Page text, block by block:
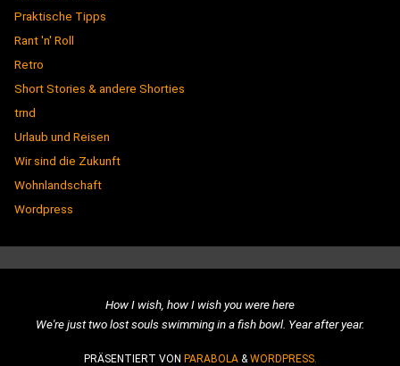
Praktische Tipps
Rant 'n' Roll
Retro
Short Stories & andere Shorties
trnd
Urlaub und Reisen
Wir sind die Zukunft
Wohnlandschaft
Wordpress
How I wish, how I wish you were here
We're just two lost souls swimming in a fish bowl. Year after year.
PRÄSENTIERT VON PARABOLA&WORDPRESS.